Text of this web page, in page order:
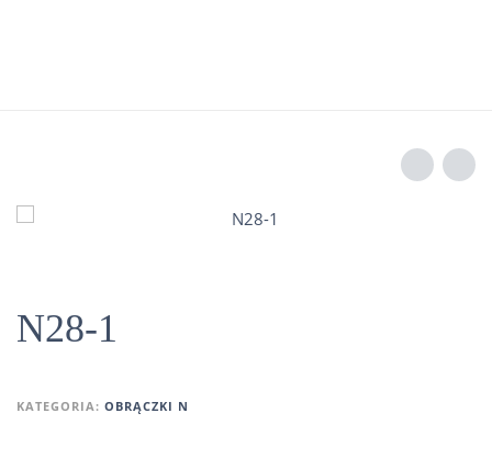
N28-1
KATEGORIA: OBRĄCZKI N